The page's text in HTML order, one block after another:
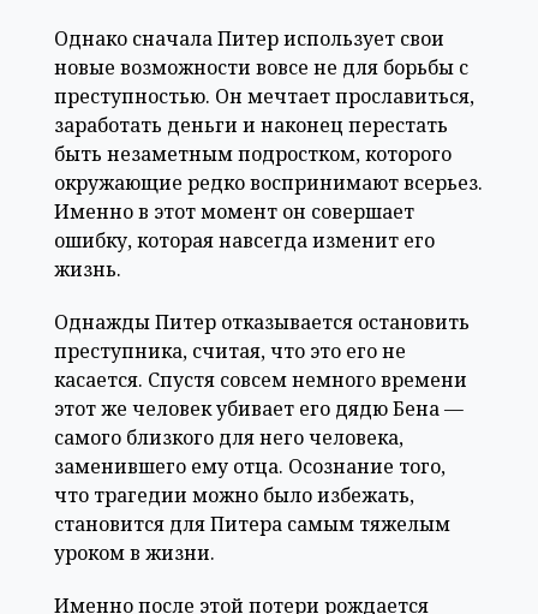
Однако сначала Питер использует свои
новые возможности вовсе не для борьбы с
преступностью. Он мечтает прославиться,
заработать деньги и наконец перестать
быть незаметным подростком, которого
окружающие редко воспринимают всерьез.
Именно в этот момент он совершает
ошибку, которая навсегда изменит его
жизнь.
Однажды Питер отказывается остановить
преступника, считая, что это его не
касается. Спустя совсем немного времени
этот же человек убивает его дядю Бена —
самого близкого для него человека,
заменившего ему отца. Осознание того,
что трагедии можно было избежать,
становится для Питера самым тяжелым
уроком в жизни.
Именно после этой потери рождается